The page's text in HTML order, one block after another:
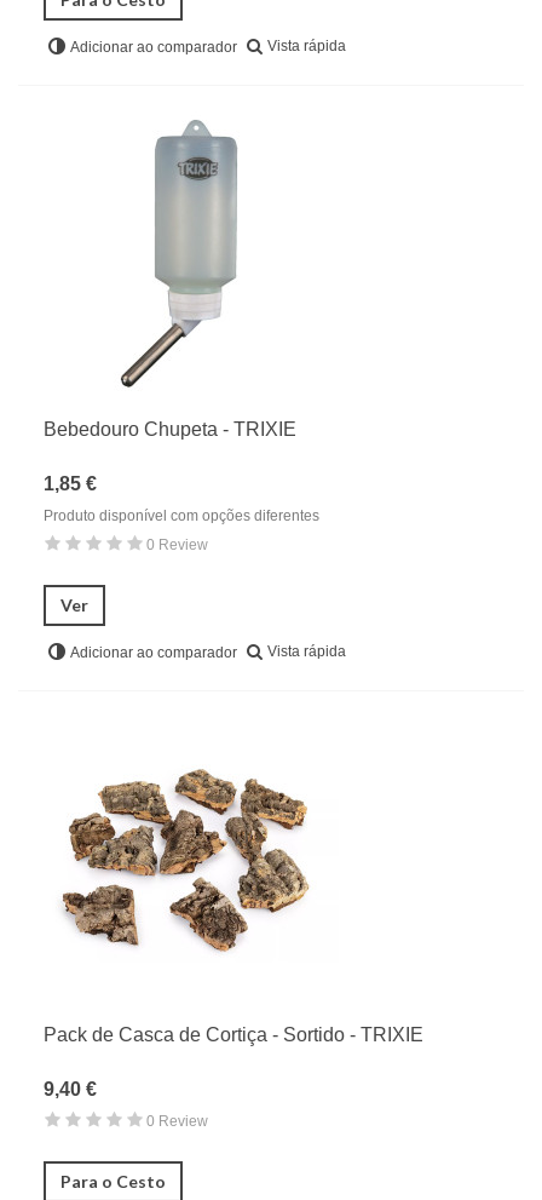
Adicionar ao comparador Vista rápida
Bebedouro Chupeta - TRIXIE
1,85 €
Produto disponível com opções diferentes
0 Review
Ver
Adicionar ao comparador Vista rápida
Pack de Casca de Cortiça - Sortido - TRIXIE
9,40 €
0 Review
Para o Cesto